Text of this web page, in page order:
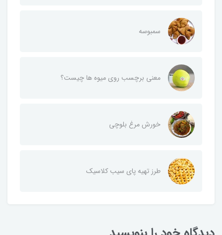
سمبوسه
معنی برچسب روی میوه ها چیست؟
خورش مرغ بلوچی
طرز تهیه پای سیب کلاسیک